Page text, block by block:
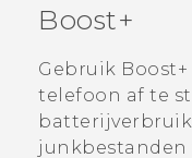
HTC Club
SUPPORT
HTC-apparaten & -
VIVERSE
Boost+
Gebruik Boost+
telefoon af te
junkbestanden